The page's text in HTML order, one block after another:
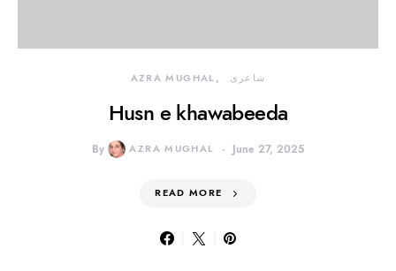
AZRA MUGHAL شاعری
Husn e khawabeeda
By AZRA MUGHAL June 27, 2025
READ MORE